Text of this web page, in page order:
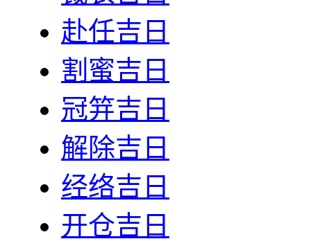
赴任吉日
割蜜吉日
冠笄吉日
解除吉日
经络吉日
开仓吉日